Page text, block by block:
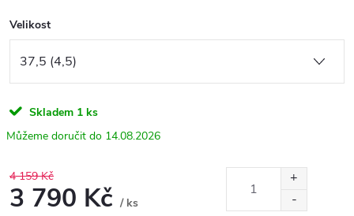
Velikost
Skladem 1 ks
14.08.2026
4 159 Kč
3 790 Kč / ks